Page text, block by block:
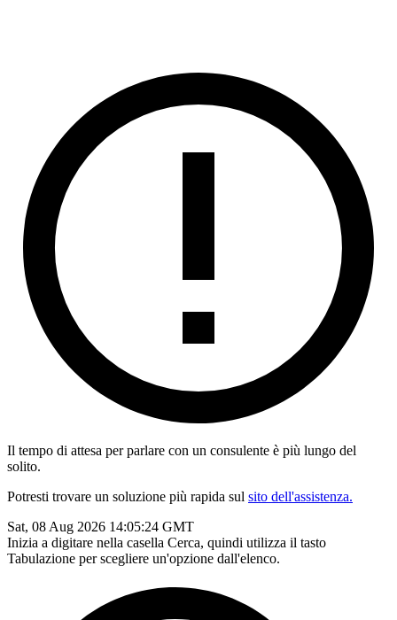
Il tempo di attesa per parlare con un consulente è più lungo del
solito.
Potresti trovare un soluzione più rapida sul sito dell'assistenza.
Sat, 08 Aug 2026 14:05:24 GMT
Inizia a digitare nella casella Cerca, quindi utilizza il tasto
Tabulazione per scegliere un'opzione dall'elenco.